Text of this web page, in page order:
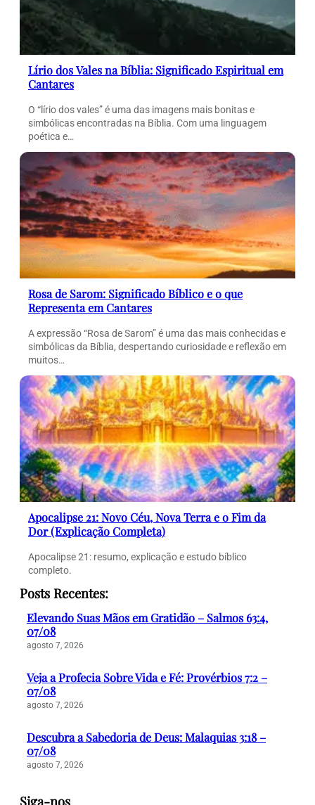
Lírio dos Vales na Bíblia: Significado Espiritual em
Cantares
O “lírio dos vales” é uma das imagens mais bonitas e
simbólicas encontradas na Bíblia. Com uma linguagem
poética e…
Rosa de Sarom: Significado Bíblico e o que
Representa em Cantares
A expressão “Rosa de Sarom” é uma das mais conhecidas e
simbólicas da Bíblia, despertando curiosidade e reflexão em
muitos…
Apocalipse 21: Novo Céu, Nova Terra e o Fim da
Dor (Explicação Completa)
Apocalipse 21: resumo, explicação e estudo bíblico
completo.
Posts Recentes:
Elevando Suas Mãos em Gratidão – Salmos 63:4,
07/08
agosto 7, 2026
Veja a Profecia Sobre Vida e Fé: Provérbios 7:2 –
07/08
agosto 7, 2026
Descubra a Sabedoria de Deus: Malaquias 3:18 –
07/08
agosto 7, 2026
Siga-nos